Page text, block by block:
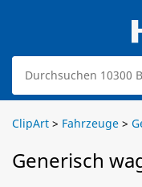
ClipArt > Fahrzeuge >
Generisch